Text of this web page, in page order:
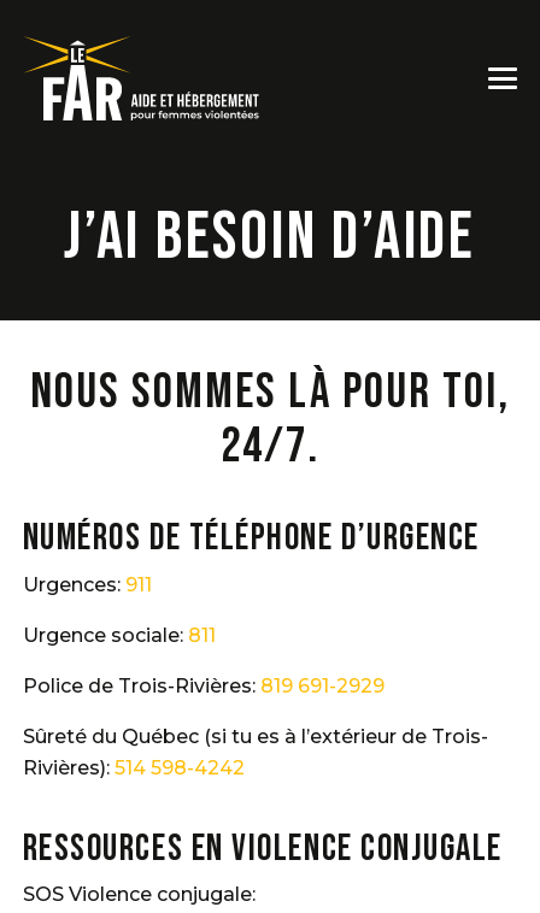
J’ai besoin d’aide
Nous sommes là pour toi,
24/7.
NUMÉROS DE TÉLÉPHONE D’URGENCE
Urgences: 911
Urgence sociale: 811
Police de Trois-Rivières: 819 691-2929
Sûreté du Québec (si tu es à l’extérieur de Trois-
Rivières): 514 598-4242
Ressources en violence conjugale
SOS Violence conjugale: